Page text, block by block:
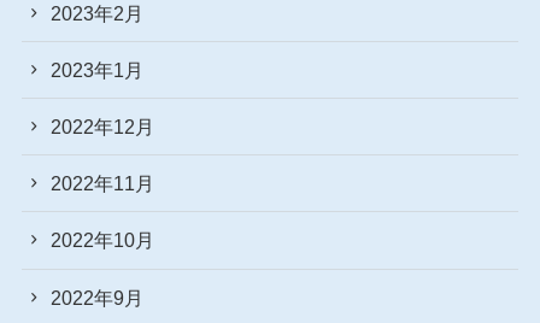
2023年2月
2023年1月
2022年12月
2022年11月
2022年10月
2022年9月